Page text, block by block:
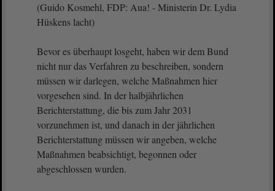
(Guido Kosmehl, FDP: Aua! - Ministerin Dr. Lydia
Hüskens lacht)
Bevor es überhaupt losgeht, haben wir dem Bund
nicht nur das Verfahren zu beschreiben, sondern
müssen wir darlegen, welche Maßnahmen hier
vorgesehen sind. In der halbjährlichen
Berichterstattung, die bis zum Jahr 2031
vorzunehmen ist, und danach in der jährlichen
Berichterstattung müssen wir angeben, welche
Maßnahmen beabsichtigt, begonnen oder
abgeschlossen wurden.